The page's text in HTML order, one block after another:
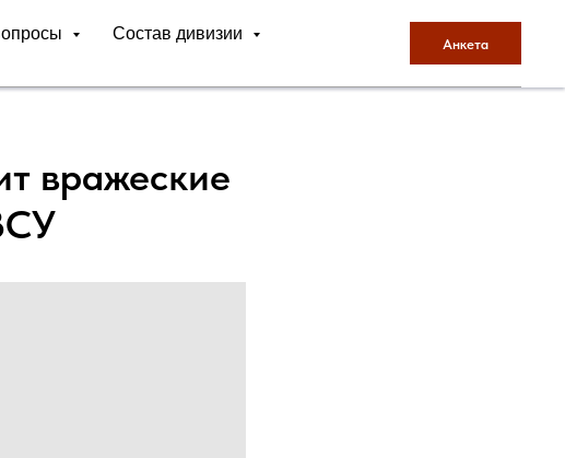
Состав дивизии
Анкета
вражеские